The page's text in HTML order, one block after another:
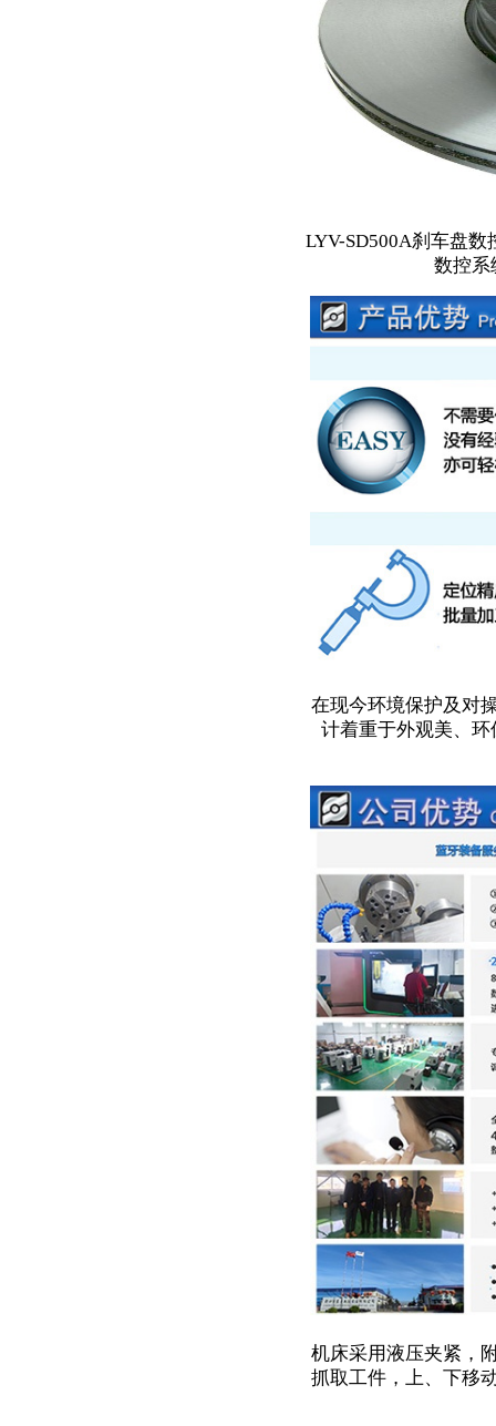
LYV-SD500A刹车盘
数控系
在现今环境保护及对
计着重于外观美、
机床采用液压夹紧，
抓取工件，上、下移